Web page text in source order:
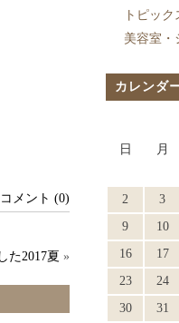
コメント (0)
た2017夏 »
トピック
美容室・
カレンダ
日
月
2
3
9
10
16
17
23
24
30
31